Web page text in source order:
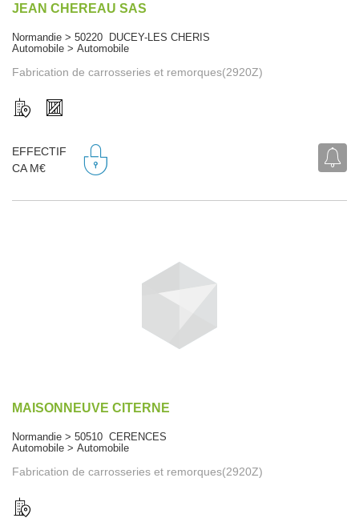
JEAN CHEREAU SAS
Normandie > 50220 DUCEY-LES CHERIS
Automobile > Automobile
Fabrication de carrosseries et remorques(2920Z)
EFFECTIF
CA M€
MAISONNEUVE CITERNE
Normandie > 50510 CERENCES
Automobile > Automobile
Fabrication de carrosseries et remorques(2920Z)